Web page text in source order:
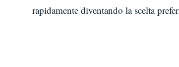
rapidamente diventando la scelta